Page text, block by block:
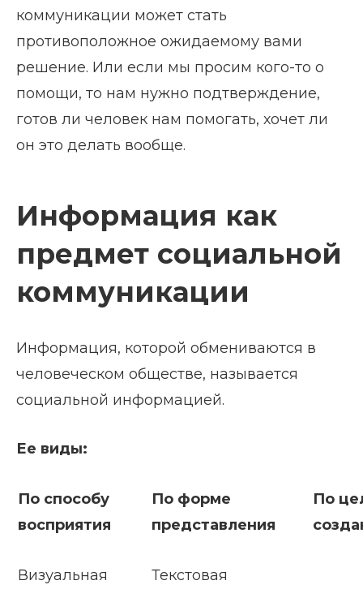
коммуникации может стать
противоположное ожидаемому вами
решение. Или если мы просим кого-то о
помощи, то нам нужно подтверждение,
готов ли человек нам помогать, хочет ли
он это делать вообще.
Информация как
предмет социальной
коммуникации
Информация, которой обмениваются в
человеческом обществе, называется
социальной информацией.
Ее виды:
По способу
восприятия
По форме
представления
По
Визуальная Текстовая